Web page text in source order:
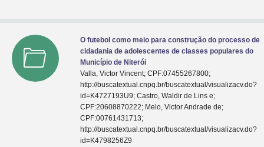
O futebol como meio para construção do processo de
cidadania de adolescentes de classes populares do
Município de Niterói
Valla, Victor Vincent; CPF:07455267800;
http://buscatextual.cnpq.br/buscatextual/visualizacv.do?
id=K4727193U9; Castro, Waldir de Lins e;
CPF:20608870222; Melo, Victor Andrade de;
CPF:00761431713;
http://buscatextual.cnpq.br/buscatextual/visualizacv.do?
id=K4798256Z9